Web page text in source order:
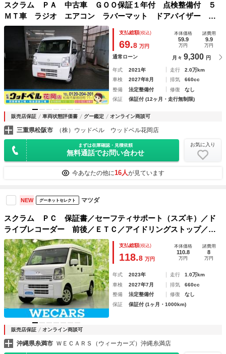
スクラム ＰＡ 中古車 ＧＯＯ保証１年付 点検整備付 ５
ＭＴ車 ラジオ エアコン ラバーマット ドアバイザー ハ
ロゲンヘッドランプ スライドドア 板キー
支払総額(税込)
69.8 万円
本体価格
59.9
万円
諸費用
9.9
万円
通常ローン 月々 9,300 円
年式 2021年 走行
2.0万km
車検
2027年8月 排気
660cc
整備
法定整備付 修復
なし
保証
保証付 (12ヶ月・走行無制限)
販売店保証 車両状態評価書 グー鑑定 オンライン商談可
三重県松阪市 （株）ウッドベル ウッドベル花岡店
まずは在庫確認・見積依頼
無料通話でお問い合わせ
お気に入り
今あなたの他に16人が見ています
NEW グーネットセレクト マツダ
スクラム ＰＣ 保証書／セーフティサポート（スズキ）／ド
ライブレコーダー 前後／ＥＴＣ／アイドリングストップ／禁
煙車／エアバッグ 運転席／エアバッグ 助手席／パワーウイ
ンドウ／キーレスエントリー／パワーステアリング
支払総額(税込)
118.8 万円
本体価格
110.8
万円
諸費用
8
万円
年式 2023年 走行
1.0万km
車検
2027年7月 排気
660cc
整備
法定整備付 修復
なし
保証
保証付 (1ヶ月・1000km)
販売店保証 オンライン商談可
沖縄県糸満市 ＷＥＣＡＲＳ（ウィーカーズ）沖縄糸満店